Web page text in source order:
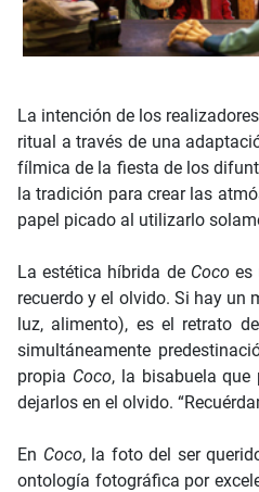
La intención de los
ritual a través de una
fílmica de la fiesta de los
la tradición para crear las
papel picado al utilizarlo
La estética híbrida de Cocoes
recuerdo y el olvido. Si hay un
luz, alimento), es el retrato
simultáneamente
propia Coco, la bisabuela que
dejarlos en el olvido.
En Coco, la foto del ser
ontología fotográfica por